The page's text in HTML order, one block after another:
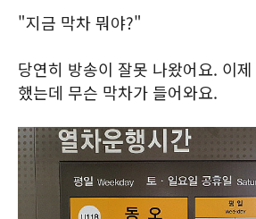
"지금 막차 뭐야?"
당연히 방송이 잘못 나왔어요. 이
했는데 무슨 막차가 들어와요.